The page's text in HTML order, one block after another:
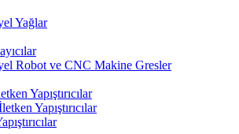
Yağlar
Robot ve CNC Makine Gresler
Yapıştırıcılar
Yapıştırıcılar